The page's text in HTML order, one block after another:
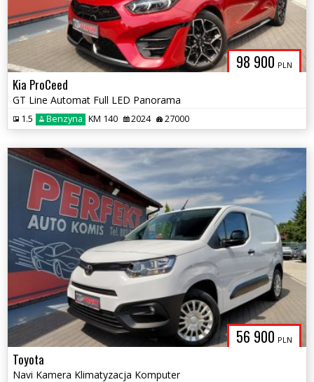
98 900 PLN
Kia ProCeed
GT Line Automat Full LED Panorama
1.5 Benzyna KM 140 2024 27000
56 900 PLN
Toyota
Navi Kamera Klimatyzacja Komputer